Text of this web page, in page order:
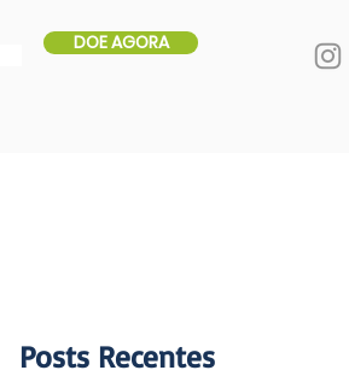
DOE AGORA
Posts Recentes